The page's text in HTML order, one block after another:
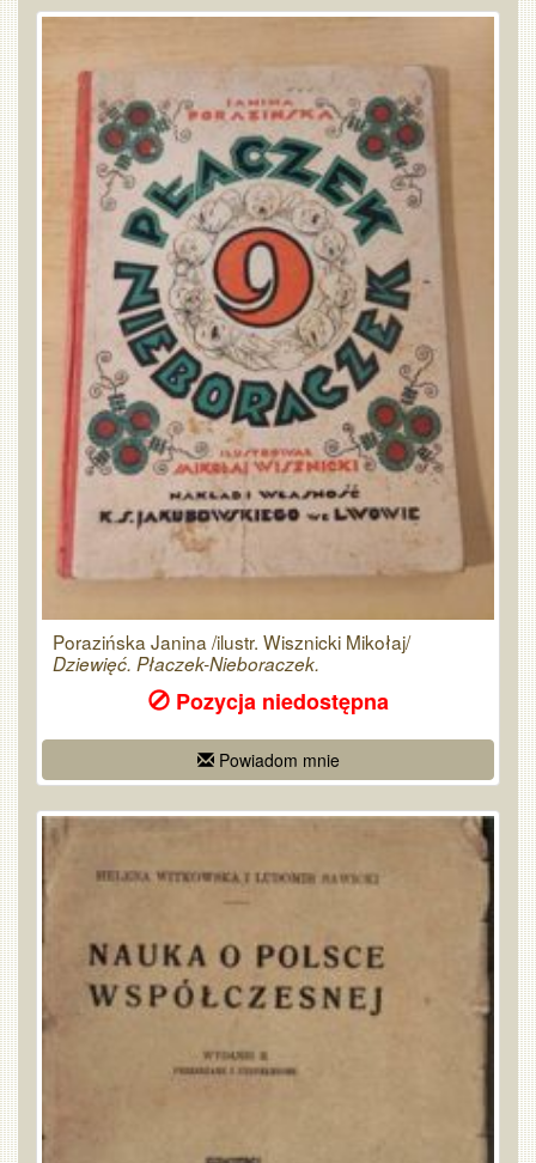
Porazińska Janina /ilustr. Wisznicki Mikołaj/
Dziewięć. Płaczek-Nieboraczek.
Pozycja niedostępna
Powiadom mnie